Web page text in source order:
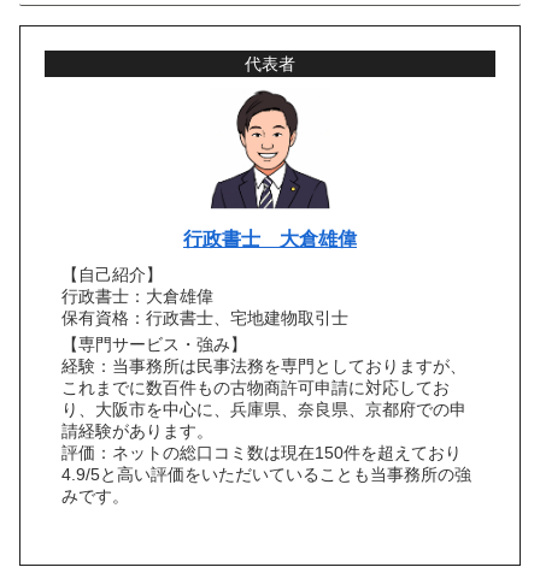
代表者
行政書士 大倉雄偉
【自己紹介】
行政書士：大倉雄偉
保有資格：行政書士、宅地建物取引士
【専門サービス・強み】
経験：当事務所は民事法務を専門としておりますが、
これまでに数百件もの古物商許可申請に対応してお
り、大阪市を中心に、兵庫県、奈良県、京都府での申
請経験があります。
評価：ネットの総口コミ数は現在150件を超えており
4.9/5と高い評価をいただいていることも当事務所の強
みです。